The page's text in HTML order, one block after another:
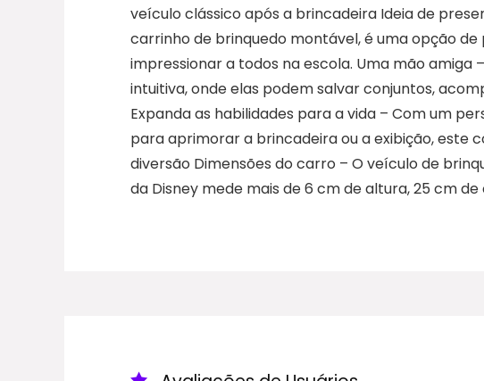
veículo clássico após a brincadeira Ideia de
carrinho de brinquedo montável, é uma opção
impressionar a todos na escola. Uma mão amiga
intuitiva, onde elas podem salvar conjuntos,
Expanda as habilidades para a vida – Com um
para aprimorar a brincadeira ou a exibição, este
diversão Dimensões do carro – O veículo de
da Disney mede mais de 6 cm de altura, 25 cm